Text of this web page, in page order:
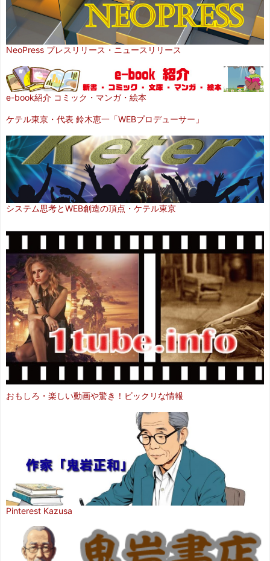
NeoPress プレスリリース・ニュースリリース
e-book紹介 コミック・マンガ・絵本
ケテル東京・代表 鈴木恵一「WEBプロデューサー」
システム思考とWEB創造の頂点・ケテル東京
おもしろ・楽しい動画や驚き！ビックリな情報
Pinterest Kazusa